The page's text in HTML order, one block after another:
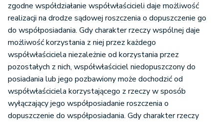
zgodne współdziałanie współwłaścicieli daje możliwość
realizacji na drodze sądowej roszczenia o dopuszczenie go
do współposiadania. Gdy charakter rzeczy wspólnej daje
możliwość korzystania z niej przez każdego
współwłaściciela niezależnie od korzystania przez
pozostałych z nich, współwłaściciel niedopuszczony do
posiadania lub jego pozbawiony może dochodzić od
współwłaściciela korzystającego z rzeczy w sposób
wyłączający jego współposiadanie roszczenia o
dopuszczenie do współposiadania. Gdy charakter rzeczy